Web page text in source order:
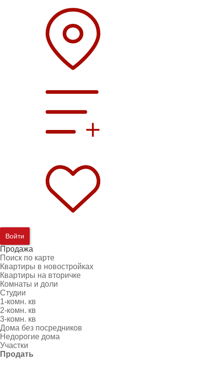
Войти
Продажа
Поиск по карте
Квартиры в новостройках
Квартиры на вторичке
Комнаты и доли
Студии
1-комн. кв
2-комн. кв
3-комн. кв
Дома без посредников
Недорогие дома
Участки
Продать